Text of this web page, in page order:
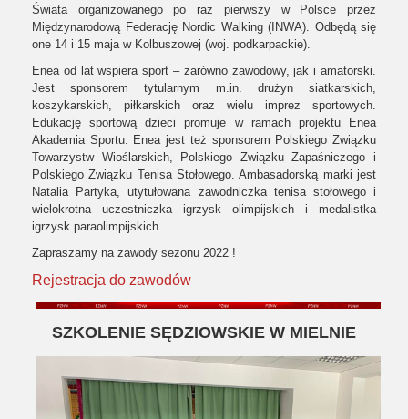
Świata organizowanego po raz pierwszy w Polsce przez
Międzynarodową Federację Nordic Walking (INWA). Odbędą się
one 14 i 15 maja w Kolbuszowej (woj. podkarpackie).
Enea od lat wspiera sport – zarówno zawodowy, jak i amatorski.
Jest sponsorem tytularnym m.in. drużyn siatkarskich,
koszykarskich, piłkarskich oraz wielu imprez sportowych.
Edukację sportową dzieci promuje w ramach projektu Enea
Akademia Sportu. Enea jest też sponsorem Polskiego Związku
Towarzystw Wioślarskich, Polskiego Związku Zapaśniczego i
Polskiego Związku Tenisa Stołowego. Ambasadorską marki jest
Natalia Partyka, utytułowana zawodniczka tenisa stołowego i
wielokrotna uczestniczka igrzysk olimpijskich i medalistka
igrzysk paraolimpijskich.
Zapraszamy na zawody sezonu 2022 !
Rejestracja do zawodów
SZKOLENIE SĘDZIOWSKIE W MIELNIE